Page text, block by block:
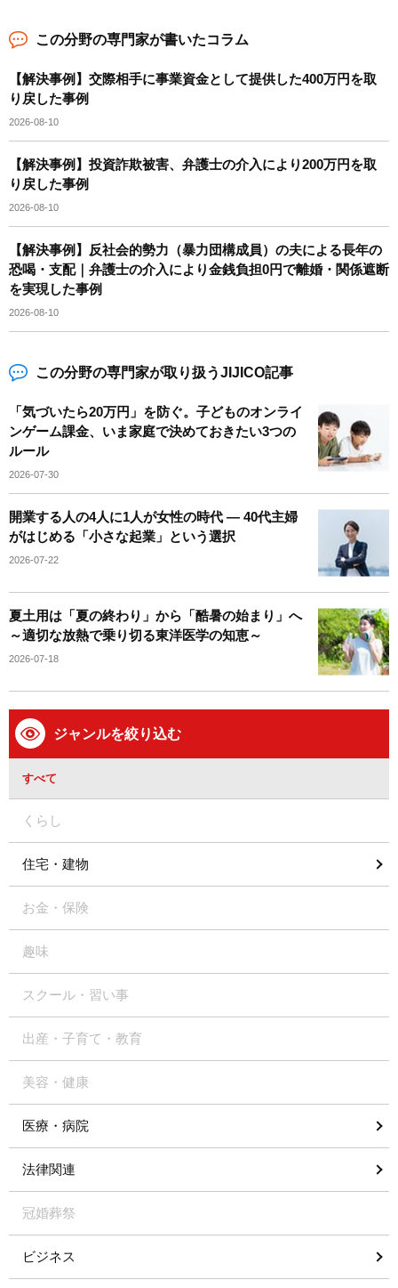
この分野の専門家が書いたコラム
【解決事例】交際相手に事業資金として提供した400万円を取
り戻した事例
2026-08-10
【解決事例】投資詐欺被害、弁護士の介入により200万円を取
り戻した事例
2026-08-10
【解決事例】反社会的勢力（暴力団構成員）の夫による長年の
恐喝・支配｜弁護士の介入により金銭負担0円で離婚・関係遮断
を実現した事例
2026-08-10
この分野の専門家が取り扱うJIJICO記事
「気づいたら20万円」を防ぐ。子どものオンライ
ンゲーム課金、いま家庭で決めておきたい3つの
ルール
2026-07-30
開業する人の4人に1人が女性の時代 ― 40代主婦
がはじめる「小さな起業」という選択
2026-07-22
夏土用は「夏の終わり」から「酷暑の始まり」へ
～適切な放熱で乗り切る東洋医学の知恵～
2026-07-18
ジャンルを絞り込む
すべて
くらし
住宅・建物
お金・保険
趣味
スクール・習い事
出産・子育て・教育
美容・健康
医療・病院
法律関連
冠婚葬祭
ビジネス